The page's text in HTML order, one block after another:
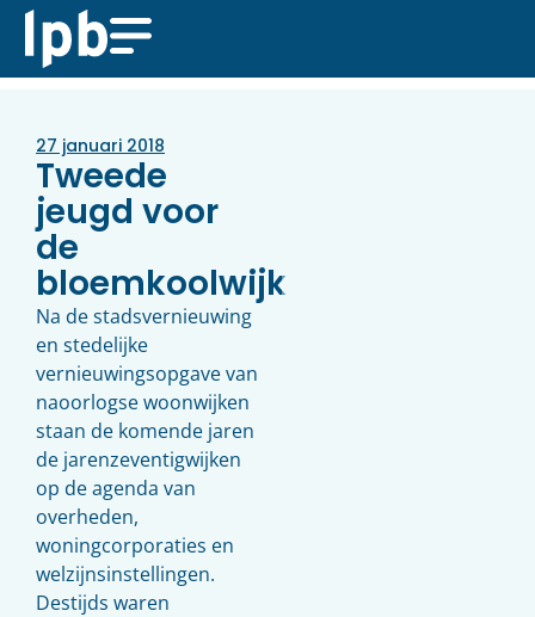
27 januari 2018
Tweede
jeugd voor
de
bloemkoolwijk
Na de stadsvernieuwing
en stedelijke
vernieuwingsopgave van
naoorlogse woonwijken
staan de komende jaren
de jarenzeventigwijken
op de agenda van
overheden,
woningcorporaties en
welzijnsinstellingen.
Destijds waren